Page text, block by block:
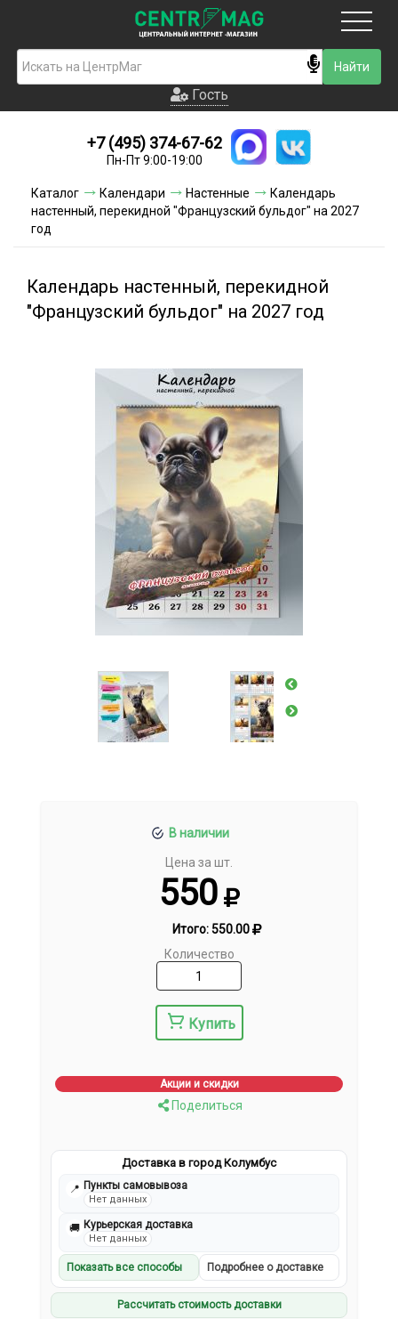
Гость
Новинки
Условия доставки
Акции и скидки
Гость
+7 (495) 374-67-62
Пн-Пт 9:00-19:00
Каталог Календари Настенные
Календарь
настенный, перекидной "Французский бульдог" на 2027
год
Календарь настенный, перекидной
"Французский бульдог" на 2027 год
В наличии
Цена за шт.
550
Итого:550.00
Количество
Купить
Акции и скидки
Поделиться
Доставка в город Колумбус
📍 Пункты самовывоза
Нет данных
🚚 Курьерская доставка
Нет данных
Показать все способы Подробнее о доставке
Рассчитать стоимость доставки